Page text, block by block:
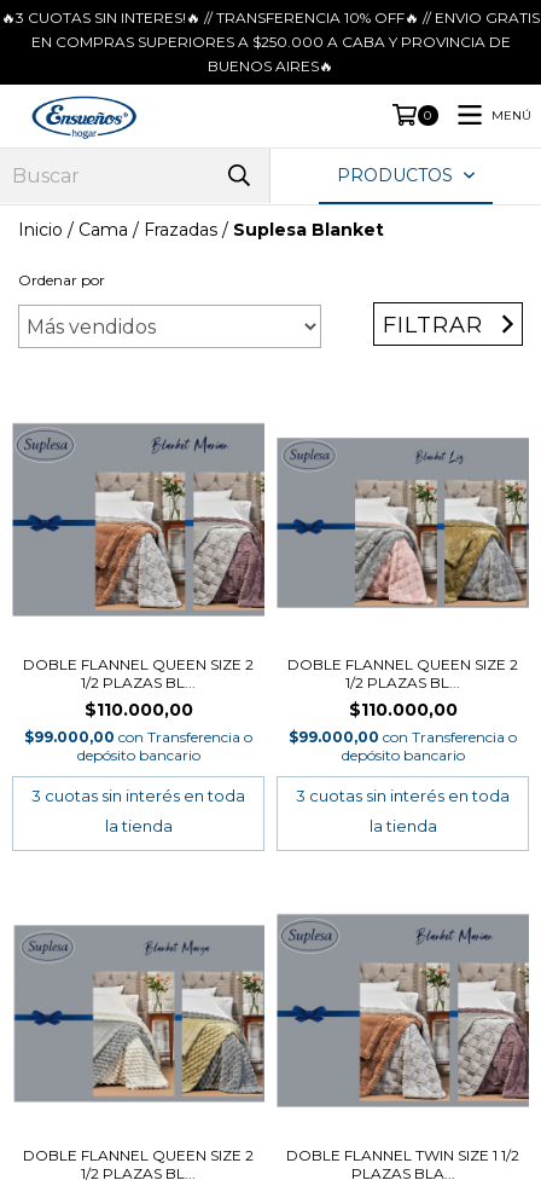
🔥3 CUOTAS SIN INTERES!🔥 // TRANSFERENCIA 10% OFF🔥 // ENVIO GRATIS
EN COMPRAS SUPERIORES A $250.000 A CABA Y PROVINCIA DE
BUENOS AIRES🔥
0 MENÚ
PRODUCTOS
Inicio / Cama / Frazadas / Suplesa Blanket
Ordenar por
FILTRAR
DOBLE FLANNEL QUEEN SIZE 2
1/2 PLAZAS BL...
$110.000,00
$99.000,00 con Transferencia o
depósito bancario
DOBLE FLANNEL QUEEN SIZE 2
1/2 PLAZAS BL...
$110.000,00
$99.000,00 con Transferencia o
depósito bancario
DOBLE FLANNEL QUEEN SIZE 2
1/2 PLAZAS BL...
DOBLE FLANNEL TWIN SIZE 1 1/2
PLAZAS BLA...